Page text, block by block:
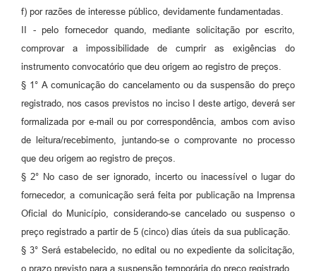
f) por razões de interesse público, devidamente fundamentadas.
II - pelo fornecedor quando, mediante solicitação por escrito,
comprovar a impossibilidade de cumprir as exigências do
instrumento convocatório que deu origem ao registro de preços.
§ 1° A comunicação do cancelamento ou da suspensão do preço
registrado, nos casos previstos no inciso I deste artigo, deverá ser
formalizada por e-mail ou por correspondência, ambos com aviso
de leitura/recebimento, juntando-se o comprovante no processo
que deu origem ao registro de preços.
§ 2° No caso de ser ignorado, incerto ou inacessível o lugar do
fornecedor, a comunicação será feita por publicação na Imprensa
Oficial do Município, considerando-se cancelado ou suspenso o
preço registrado a partir de 5 (cinco) dias úteis da sua publicação.
§ 3° Será estabelecido, no edital ou no expediente da solicitação,
o prazo previsto para a suspensão temporária do preço registrado.